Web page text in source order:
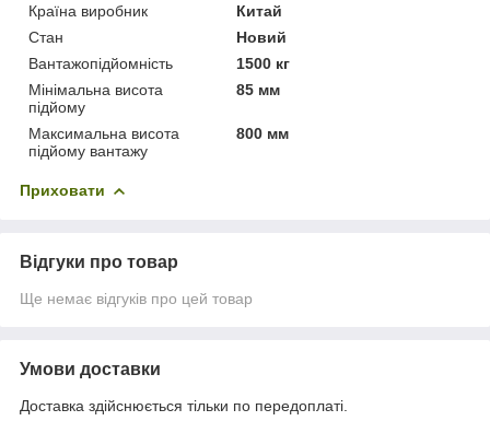
Країна виробник
Китай
Стан
Новий
Вантажопідйомність
1500 кг
Мінімальна висота
підйому
85 мм
Максимальна висота
підйому вантажу
800 мм
Приховати
Відгуки про товар
Ще немає відгуків про цей товар
Умови доставки
Доставка здійснюється тільки по передоплаті.